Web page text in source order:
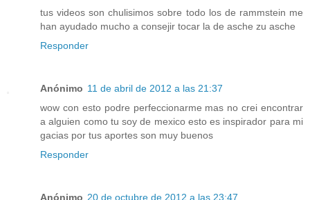
tus videos son chulisimos sobre todo los de rammstein me
han ayudado mucho a consejir tocar la de asche zu asche
Responder
Anónimo 11 de abril de 2012 a las 21:37
wow con esto podre perfeccionarme mas no crei encontrar
a alguien como tu soy de mexico esto es inspirador para mi
gacias por tus aportes son muy buenos
Responder
Anónimo 20 de octubre de 2012 a las 23:47